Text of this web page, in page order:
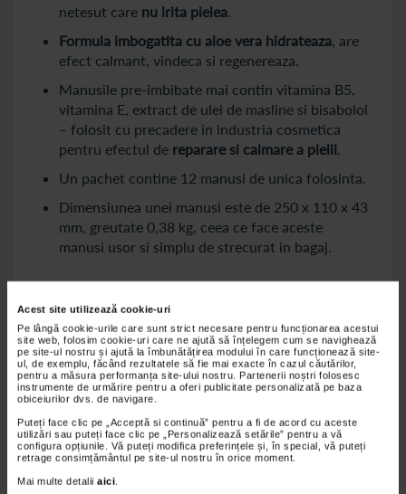
Acest site utilizează cookie-uri
Pe lângă cookie-urile care sunt strict necesare pentru funcționarea acestui
site web, folosim cookie-uri care ne ajută să înțelegem cum se navighează
pe site-ul nostru și ajută la îmbunătățirea modului în care funcționează site-
ul, de exemplu, făcând rezultatele să fie mai exacte în cazul căutărilor,
pentru a măsura performanța site-ului nostru. Partenerii noștri folosesc
instrumente de urmărire pentru a oferi publicitate personalizată pe baza
obiceiurilor dvs. de navigare.
Puteți face clic pe „Acceptă si continuă” pentru a fi de acord cu aceste
utilizări sau puteți face clic pe „Personalizează setările” pentru a vă
configura opțiunile. Vă puteți modifica preferințele și, în special, vă puteți
retrage consimțământul pe site-ul nostru în orice moment.
Mai multe detalii aici
netesut care nu irita pielea.
Formula imbogatita cu aloe vera hidrateaza, are
efect calmant, vindeca si regenereaza.
Manusile pre-imbibate mai contin vitamina B5,
vitamina E, extract de ulei de masline si bisabolol
– folosit cu precadere in industria cosmetica
pentru efectul de reparare si calmare a pielii.
Un pachet contine 12 manusi de unica folosinta.
Dimensiunea unei manusi este de 250 x 110 x 43
mm, greutate 0,38 kg, ceea ce face aceste
manusi usor si simplu de strecurat in bagaj.
se pot deplasa la dus sau care se deplaseaza cu
dificultate, aceste manusi au inceput sa fie din ce in
ce mai solicitate si de catre persoanele fara
dificultati locomotorii. Atunci cand suntem in zona
unde nu exista apa curenta, inclusiv atunci cand nu
avem timp, atunci cand ne aflam intr-o perioada de
recuperare si este de dorit repaosul, manusile pre-
imbibate gata de folosire reprezinta o alegere
salvatoare.